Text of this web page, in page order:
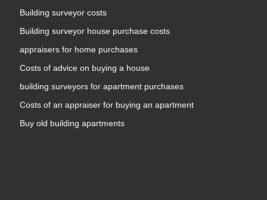
Building surveyor costs
Building surveyor house purchase costs
appraisers for home purchases
Costs of advice on buying a house
building surveyors for apartment purchases
Costs of an appraiser for buying an apartment
Buy old building apartments